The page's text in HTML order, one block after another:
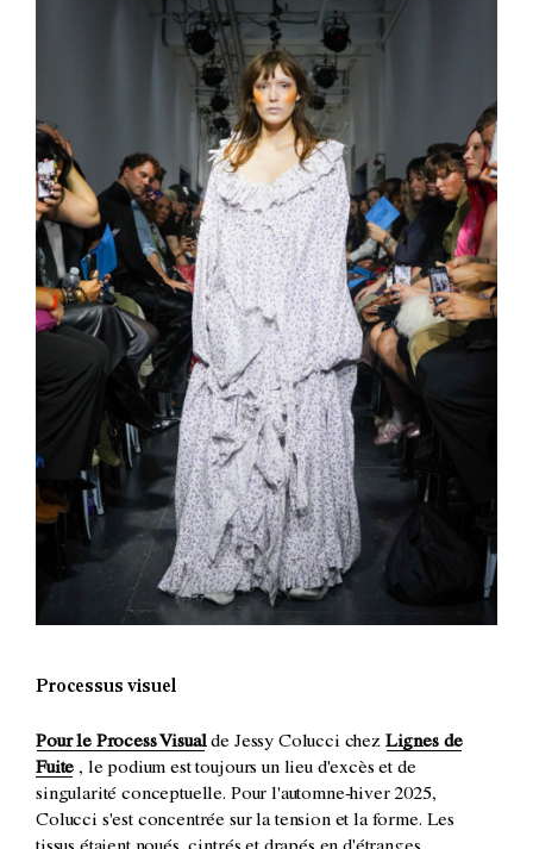
Processus visuel
Pour le Process Visualde Jessy Colucci chez Lignes de
Fuite , le podium est toujours un lieu d'excès et de
singularité conceptuelle. Pour l'automne-hiver 2025,
Colucci s'est concentrée sur la tension et la forme. Les